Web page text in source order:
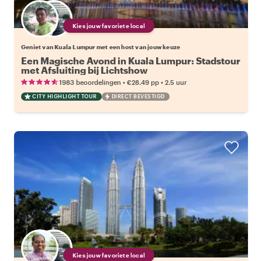
Kies jouw favoriete local
Geniet van Kuala Lumpur met een host van jouw keuze
Een Magische Avond in Kuala Lumpur: Stadstour
met Afsluiting bij Lichtshow
1983 beoordelingen • €28.49 pp • 2.5 uur
CITY HIGHLIGHT TOUR DIRECT BEVESTIGD
Kies jouw favoriete local